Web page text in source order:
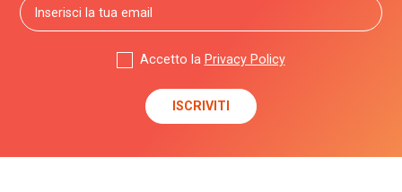
Accetto la Privacy Policy